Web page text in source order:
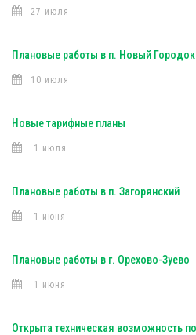
27 июля
Плановые работы в п. Новый Городок
10 июля
Новые тарифные планы
1 июля
Плановые работы в п. Загорянский
1 июня
Плановые работы в г. Орехово-Зуево
1 июня
Открыта техническая возможность